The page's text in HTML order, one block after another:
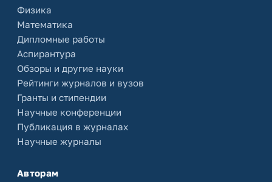
Физика
Математика
Дипломные работы
Аспирантура
Обзоры и другие науки
Рейтинги журналов и вузов
Гранты и стипендии
Научные конференции
Публикация в журналах
Научные журналы
Авторам